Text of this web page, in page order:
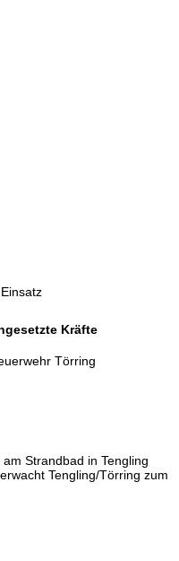
Kräfte
Törring
Strandbad in Tengling
Tengling/Törring zum